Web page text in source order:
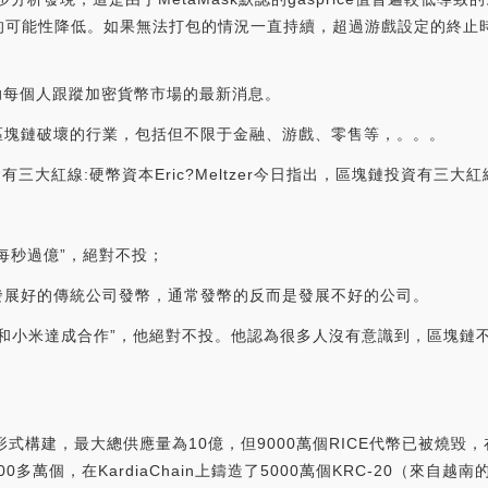
能性降低。如果無法打包的情況一直持續，超過游戲設定的終止
個人跟蹤加密貨幣市場的最新消息。
鏈破壞的行業，包括但不限于金融、游戲、零售等，。。。
三大紅線:硬幣資本Eric?Meltzer今日指出，區塊鏈投資有三大紅
過億”，絕對不投；
好的傳統公司發幣，通常發幣的反而是發展不好的公司。
小米達成合作”，他絕對不投。他認為很多人沒有意識到，區塊鏈
構建，最大總供應量為10億，但9000萬個RICE代幣已被燒毀
多萬個，在KardiaChain上鑄造了5000萬個KRC-20（來自越南